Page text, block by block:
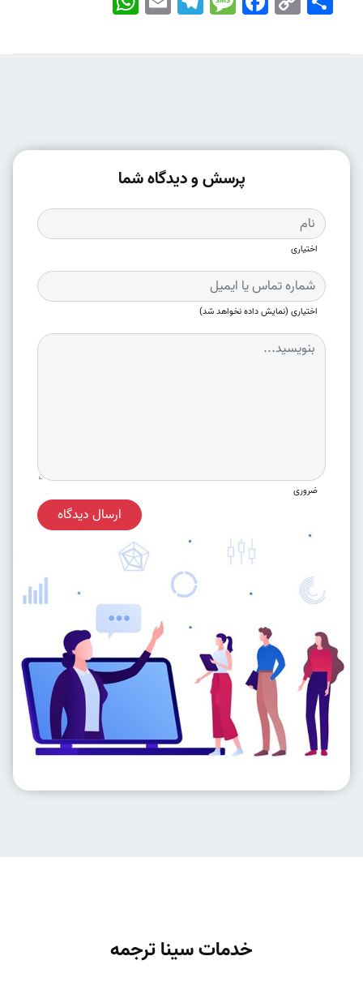
Link
پرسش و دیدگاه شما
اختیاری
اختیاری (نمایش داده نخواهد شد)
ضروری
ارسال دیدگاه
خدمات سینا ترجمه